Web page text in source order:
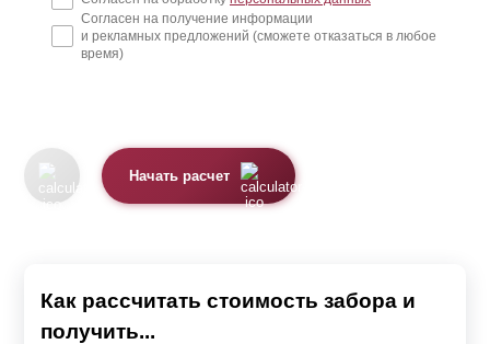
Не смотря на простоту конструкции забора в стиле
ранчо, существуют дизайнерские решения,
секций забора подойдут любые столбы. Они могут быть
изготовлены из различных материалов: металла,
после демонтажа старого полотна ограды. За счет
Согласен на получение информации
и рекламных предложений (сможете отказаться в любое
время)
Начать расчет
Как рассчитать стоимость забора и
получить...